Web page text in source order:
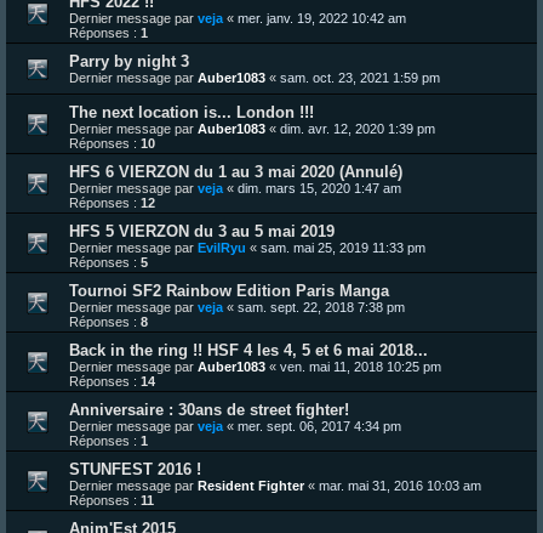
Dernier message par veja « mer. janv. 19, 2022 10:42 am
Réponses : 1
Parry by night 3
Dernier message par Auber1083 « sam. oct. 23, 2021 1:59 pm
The next location is... London !!!
Dernier message par Auber1083 « dim. avr. 12, 2020 1:39 pm
Réponses : 10
HFS 6 VIERZON du 1 au 3 mai 2020 (Annulé)
Dernier message par veja « dim. mars 15, 2020 1:47 am
Réponses : 12
HFS 5 VIERZON du 3 au 5 mai 2019
Dernier message par EvilRyu « sam. mai 25, 2019 11:33 pm
Réponses : 5
Tournoi SF2 Rainbow Edition Paris Manga
Dernier message par veja « sam. sept. 22, 2018 7:38 pm
Réponses : 8
Back in the ring !! HSF 4 les 4, 5 et 6 mai 2018...
Dernier message par Auber1083 « ven. mai 11, 2018 10:25 pm
Réponses : 14
Anniversaire : 30ans de street fighter!
Dernier message par veja « mer. sept. 06, 2017 4:34 pm
Réponses : 1
STUNFEST 2016 !
Dernier message par Resident Fighter« mar. mai 31, 2016 10:03 am
Réponses : 11
Anim'Est 2015